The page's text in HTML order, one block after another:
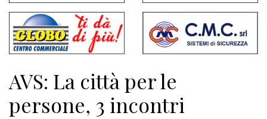
Contenuti
del
sito
Meteo
AVS: La città per le
persone, 3 incontri